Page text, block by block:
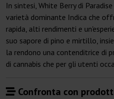
In sintesi, White Berry di
varietà dominante Indica che
rapida, alti rendimenti e
suo sapore di pino e mirtillo,
la rendono una contenditrice di
di cannabis che per gli utenti
Confronta con